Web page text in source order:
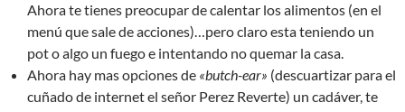
Ahora te tienes preocupar de calentar los alimentos (en el
menú que sale de acciones)…pero claro esta teniendo un
pot o algo un fuego e intentando no quemar la casa.
Ahora hay mas opciones de «butch-ear» (descuartizar para el
cuñado de internet el señor Perez Reverte) un cadáver, te